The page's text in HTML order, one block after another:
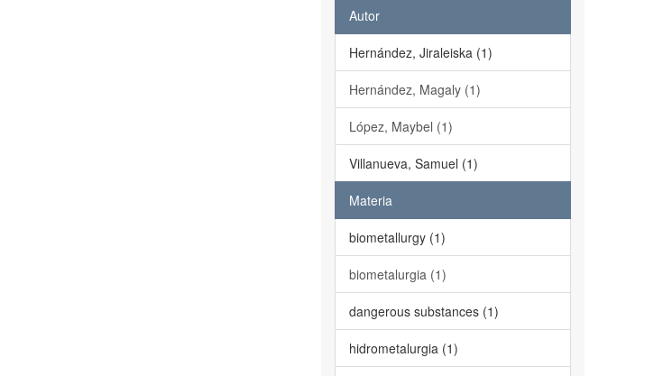
Autor
Hernández, Jiraleiska (1)
Hernández, Magaly (1)
López, Maybel (1)
Villanueva, Samuel (1)
Materia
biometallurgy (1)
biometalurgia (1)
dangerous substances (1)
hidrometalurgia (1)